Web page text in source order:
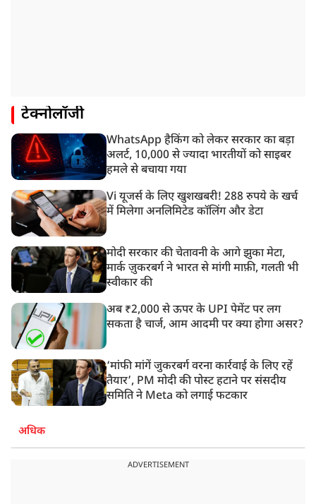
टेक्नोलॉजी
WhatsApp हैकिंग को लेकर सरकार का बड़ा
अलर्ट, 10,000 से ज्यादा भारतीयों को साइबर
हमले से बचाया गया
Vi यूजर्स के लिए खुशखबरी! 288 रुपये के खर्च
में मिलेगा अनलिमिटेड कॉलिंग और डेटा
मोदी सरकार की चेतावनी के आगे झुका मेटा,
मार्क ज़ुकरबर्ग ने भारत से मांगी माफ़ी, गलती भी
स्वीकार की
अब ₹2,000 से ऊपर के UPI पेमेंट पर लग
सकता है चार्ज, आम आदमी पर क्या होगा असर?
‘मांफी मांगें जुकरबर्ग वरना कार्रवाई के लिए रहें
तैयार’, PM मोदी की पोस्ट हटाने पर संसदीय
समिति ने Meta को लगाई फटकार
अधिक
ADVERTISEMENT